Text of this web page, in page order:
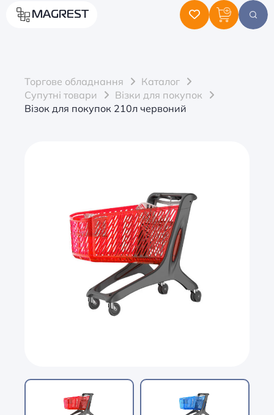
MAGREST
Торгове обладнання
Каталог
Супутні товари
Візки для покупок
Візок для покупок 210л червоний